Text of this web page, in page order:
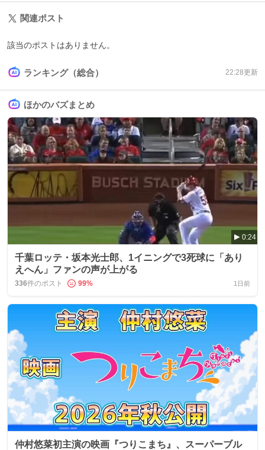
関連ポスト
該当のポストはありません。
ランキング（総合） 22:28更新
ほかのバズまとめ
0:24
千葉ロッテ・坂本光士郎、1イニングで3死球に「あり
えへん」ファンの声が上がる
336件のポスト 99% 1日前
仲村悠菜初主演の映画『つりこまち』、スーパーブル